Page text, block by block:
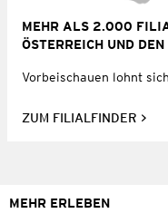
MEHR ALS 2.000
ÖSTERREICH UND
Vorbeischauen lohnt
ZUM FILIALFINDER
MEHR ERLEBEN